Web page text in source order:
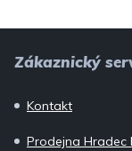
Zákaznický
Kontakt
Prodejna Hradec